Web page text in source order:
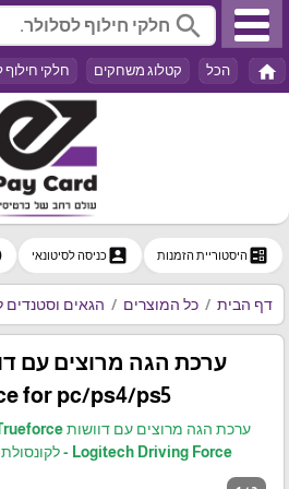
search
home הכל קטלוג משחקים חלקי חילוף
ballot היסטוריית הזמנות account_boxכניסה לסיטונאי
דף הבית כל המוצרים הגאים וסטנדים
for pc/ps4/ps5
Logitech Driving Force - לקונסולת PS4/PS5 ולמחשב PC